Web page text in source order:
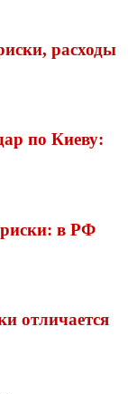
расходы
по Киеву:
в РФ
отличается